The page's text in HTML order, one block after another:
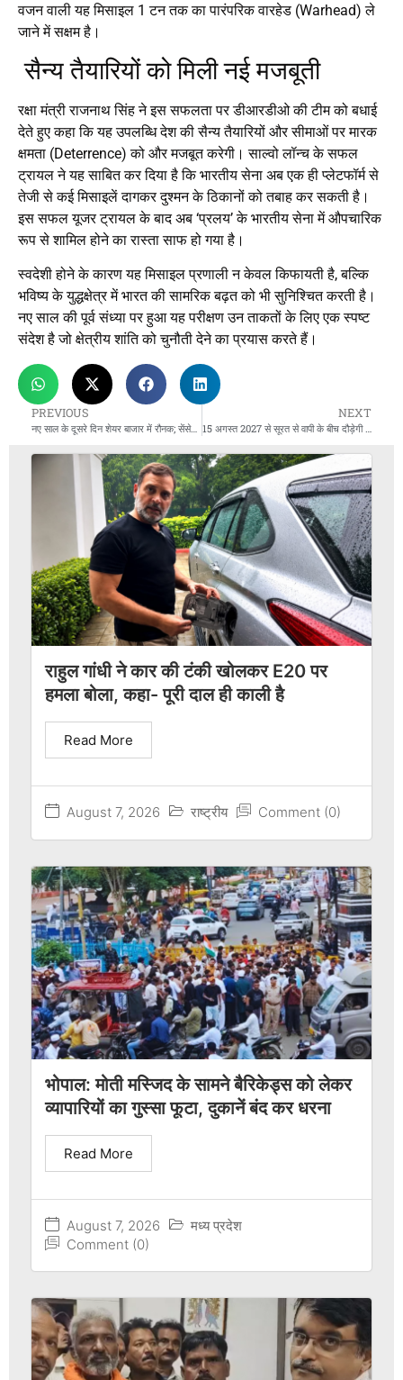
वजन वाली यह मिसाइल 1 टन तक का पारंपरिक वारहेड (Warhead) ले
जाने में सक्षम है।
सैन्य तैयारियों को मिली नई मजबूती
रक्षा मंत्री राजनाथ सिंह ने इस सफलता पर डीआरडीओ की टीम को बधाई
देते हुए कहा कि यह उपलब्धि देश की सैन्य तैयारियों और सीमाओं पर मारक
क्षमता (Deterrence) को और मजबूत करेगी। साल्वो लॉन्च के सफल
ट्रायल ने यह साबित कर दिया है कि भारतीय सेना अब एक ही प्लेटफॉर्म से
तेजी से कई मिसाइलें दागकर दुश्मन के ठिकानों को तबाह कर सकती है।
इस सफल यूजर ट्रायल के बाद अब ‘प्रलय’ के भारतीय सेना में औपचारिक
रूप से शामिल होने का रास्ता साफ हो गया है।
स्वदेशी होने के कारण यह मिसाइल प्रणाली न केवल किफायती है, बल्कि
भविष्य के युद्धक्षेत्र में भारत की सामरिक बढ़त को भी सुनिश्चित करती है।
नए साल की पूर्व संध्या पर हुआ यह परीक्षण उन ताकतों के लिए एक स्पष्ट
संदेश है जो क्षेत्रीय शांति को चुनौती देने का प्रयास करते हैं।
PREVIOUS
नए साल के दूसरे दिन शेयर बाजार में रौनक; सेंसेक्स 450 अंक उछला, ऑटो और मेटल शेयरों ने भरी रफ्तार
NEXT
राहुल गांधी ने कार की टंकी खोलकर E20 पर
हमला बोला, कहा- पूरी दाल ही काली है
August 7, 2026 राष्ट्रीय Comment (0)
Read More
भोपाल: मोती मस्जिद के सामने बैरिकेड्स को लेकर
व्यापारियों का गुस्सा फूटा, दुकानें बंद कर धरना
August 7, 2026
मध्य प्रदेश
Comment (0)
Read More